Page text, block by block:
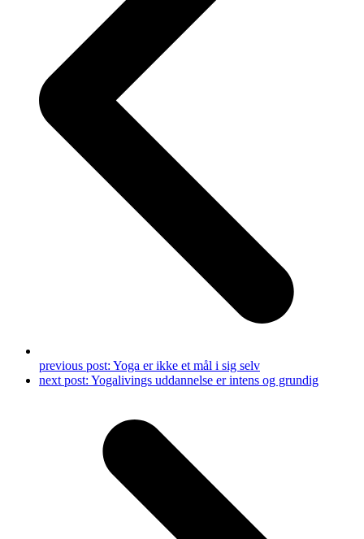
previous post: Yoga er ikke et mål i sig selv
next post: Yogalivings uddannelse er intens og grundig